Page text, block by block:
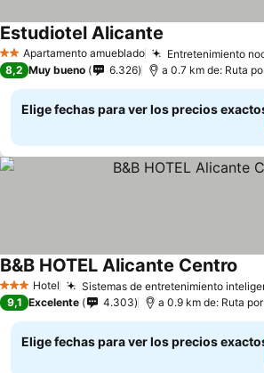
2 EstrellasApartamento amueblado Entretenimiento
Estudiotel Alicante
8,2 Muy bueno 6.326 a 0.7 km de: Ruta
Elige fechas para ver los precios
3 Estrellas
Hotel Sistemas de entretenimiento
B&B HOTEL Alicante Centro
9,1 Excelente 4.303 a 0.9 km de: Ruta
Elige fechas para ver los precios